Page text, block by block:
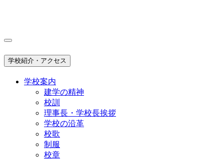
学校紹介・アクセス
学校案内
建学の精神
校訓
理事長・学校長挨拶
学校の沿革
校歌
制服
校章